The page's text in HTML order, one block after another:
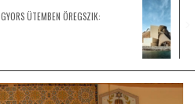
ÜTEMBEN ÖREGSZIK: